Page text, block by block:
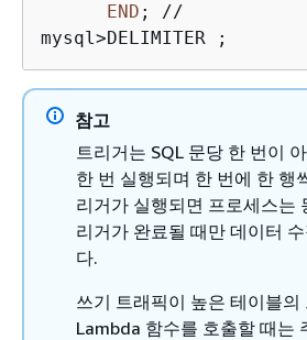
END ; //
mysql>DELIMITER ;
참고
트리거는 SQL 문당 한 번이
한 번 실행되며 한 번에 한 행
리거가 실행되면 프로세스는
리거가 완료될 때만 데이터
다.
쓰기 트래픽이 높은 테이블의
Lambda 함수를 호출할 때는